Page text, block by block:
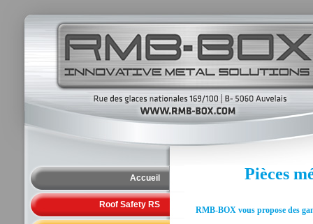
Accueil
Roof Safety RS
Pièces
RMB-BOX vous propose des